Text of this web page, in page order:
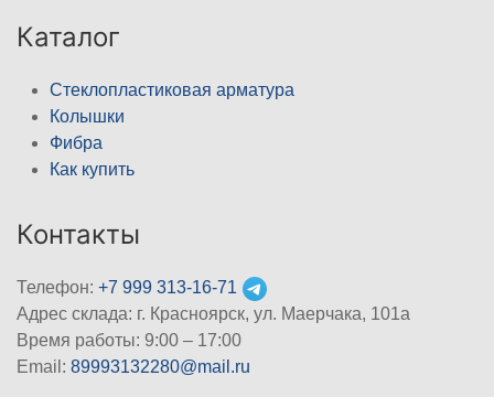
Каталог
Стеклопластиковая арматура
Колышки
Фибра
Как купить
Контакты
Телефон: +7 999 313-16-71
Адрес склада: г. Красноярск, ул. Маерчака, 101а
Время работы: 9:00 – 17:00
Email: 89993132280@mail.ru